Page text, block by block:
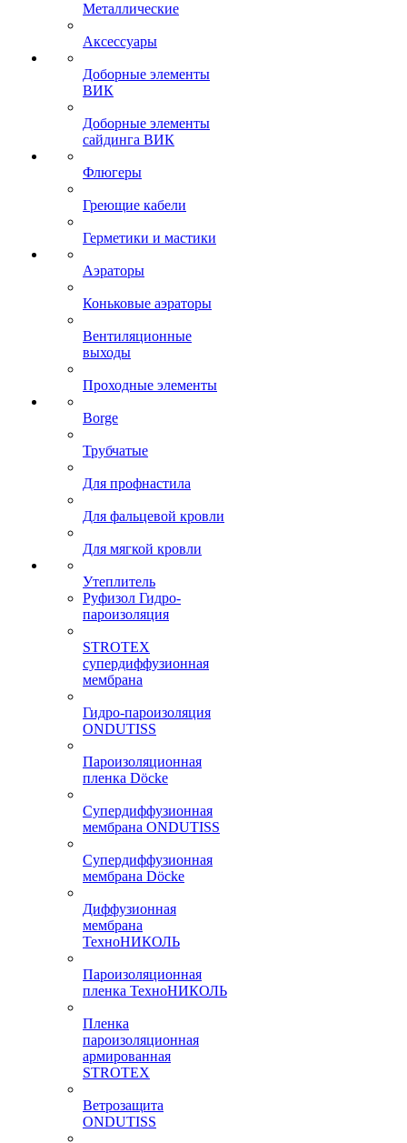
Металлические
Аксессуары
Доборные элементы
ВИК
Доборные элементы
сайдинга ВИК
Флюгеры
Греющие кабели
Герметики и мастики
Аэраторы
Коньковые аэраторы
Вентиляционные
выходы
Проходные элементы
Borge
Трубчатые
Для профнастила
Для фальцевой кровли
Для мягкой кровли
Утеплитель
Руфизол Гидро-
пароизоляция
STROTEX
супердиффузионная
мембрана
Гидро-пароизоляция
ONDUTISS
Пароизоляционная
пленка Döcke
Супердиффузионная
мембрана ONDUTISS
Супердиффузионная
мембрана Döcke
Диффузионная
мембрана
ТехноНИКОЛЬ
Пароизоляционная
пленка ТехноНИКОЛЬ
Пленка
пароизоляционная
армированная
STROTEX
Ветрозащита
ONDUTISS